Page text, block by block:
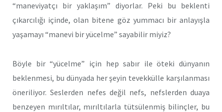
“maneviyatçı bir yaklaşım” diyorlar. Peki bu beklenti
çıkarcılığı içinde, olan bitene göz yummacı bir anlayışla
yaşamayı “manevi bir yücelme” sayabilir miyiz?
Böyle bir “yücelme” için hep sabır ile öteki dünyanın
beklenmesi, bu dünyada her şeyin tevekkülle karşılanması
öneriliyor. Seslerden nefes değil nefs, nefslerden duaya
benzeyen mırıltılar, mırıltılarla tütsülenmiş bilinçler, bu